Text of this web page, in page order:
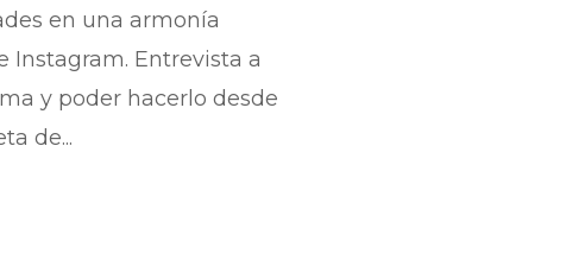
en una armonía
Instagram. Entrevista a
y poder hacerlo desde
de...